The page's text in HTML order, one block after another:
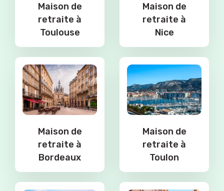
Maison de
retraite à
Toulouse
Maison de
retraite à
Nice
Maison de
retraite à
Bordeaux
Maison de
retraite à
Toulon